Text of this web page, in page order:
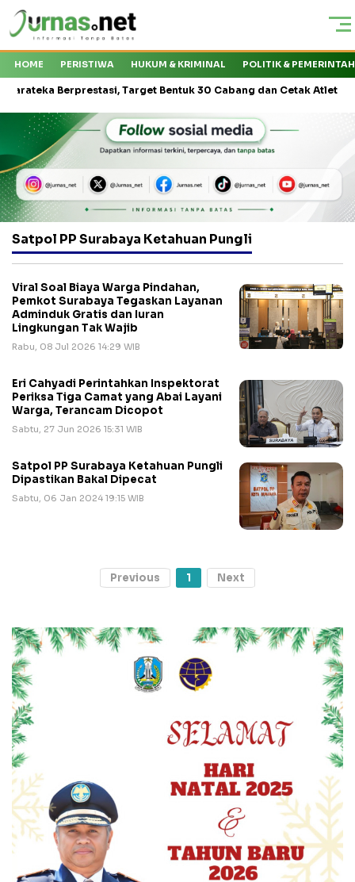
HOME PERISTIWA HUKUM & KRIMINAL POLITIK &
Berprestasi, Target Bentuk 30 Cabang dan Cetak Atlet Nasional
Satpol PP Surabaya Ketahuan Pungli
Viral Soal Biaya Warga Pindahan,
Pemkot Surabaya Tegaskan Layanan
Adminduk Gratis dan Iuran
Lingkungan Tak Wajib
Rabu, 08 Jul 2026 14:29 WIB
Eri Cahyadi Perintahkan Inspektorat
Periksa Tiga Camat yang Abai Layani
Warga, Terancam Dicopot
Sabtu, 27 Jun 2026 15:31 WIB
Satpol PP Surabaya Ketahuan Pungli
Dipastikan Bakal Dipecat
Sabtu, 06 Jan 2024 19:15 WIB
Previous 1 Next